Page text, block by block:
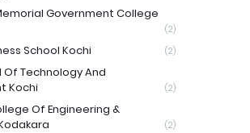
Government College
(2)
School Kochi (2)
Of Technology And
Kochi
(2)
Of Engineering &
(2)